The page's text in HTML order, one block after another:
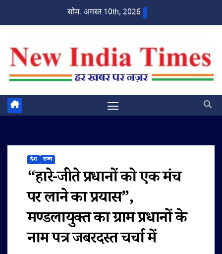
सोम. अगस्त 10th, 2026
देश राज्य
“हारे-जीते प्रधानों को एक मंच
पर लाने का प्रयास”,
मण्डलायुक्त का ग्राम प्रधानों के
नाम पत्र जबरदस्त चर्चा में